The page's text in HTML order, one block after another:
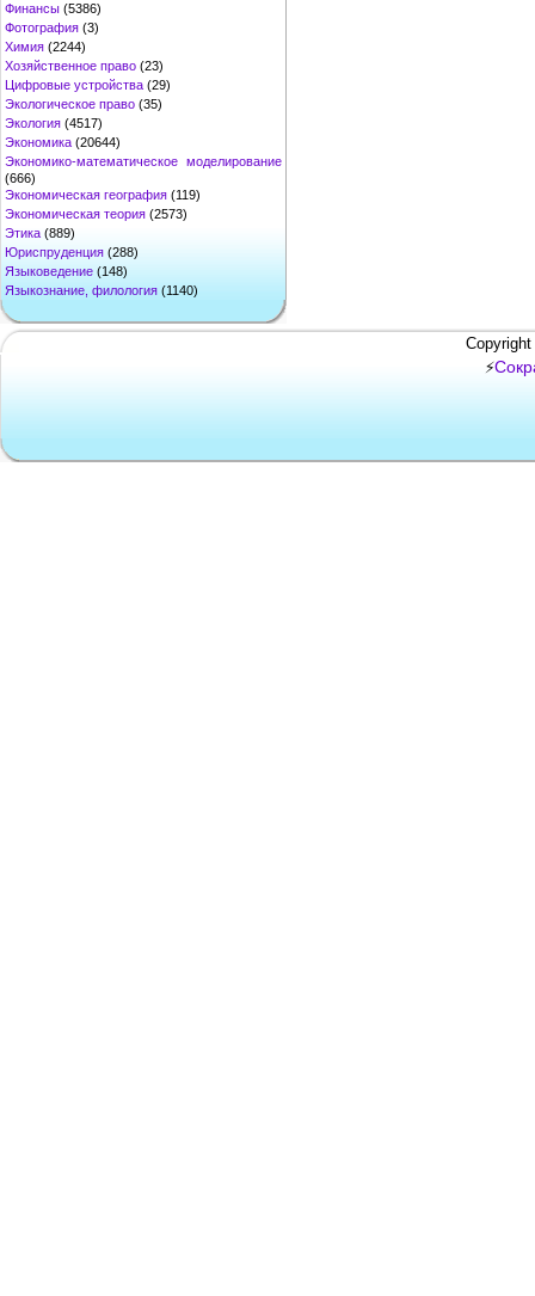
Финансы (5386)
Фотография (3)
Химия (2244)
Хозяйственное право (23)
Цифровые устройства (29)
Экологическое право (35)
Экология (4517)
Экономика (20644)
Экономико-математическое моделирование
(666)
Экономическая география (119)
Экономическая теория (2573)
Этика (889)
Юриспруденция (288)
Языковедение (148)
Языкознание, филология (1140)
⚡